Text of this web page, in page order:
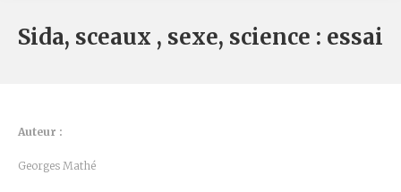
Sida, sceaux , sexe, science : essai
Auteur :
Georges Mathé